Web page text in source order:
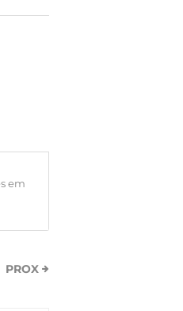
em
PROX